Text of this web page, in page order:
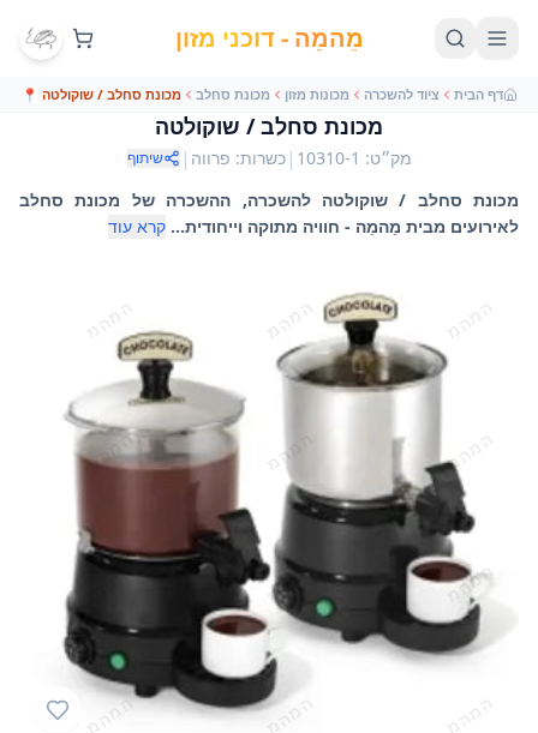
מֵהמֵה - דוכני מזון
דף הבית ציוד להשכרה מכונות מזון מכונת סחלב מכונת סחלב / שוקולטה 📍
מכונת סחלב / שוקולטה
מק״ט:
10310-1
|כשרות: פרווה | שיתוף
מכונת סחלב / שוקולטה להשכרה, ההשכרה של מכונת סחלב
לאירועים מבית מֵהמֵה - חוויה מתוקה וייחודית... קרא עוד